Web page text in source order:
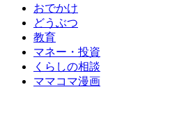
おでかけ
どうぶつ
教育
マネー・投資
くらしの相談
ママコマ漫画